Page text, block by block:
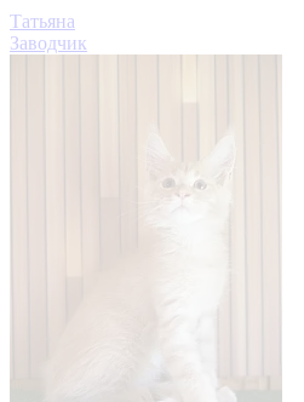
Татьяна
Заводчик